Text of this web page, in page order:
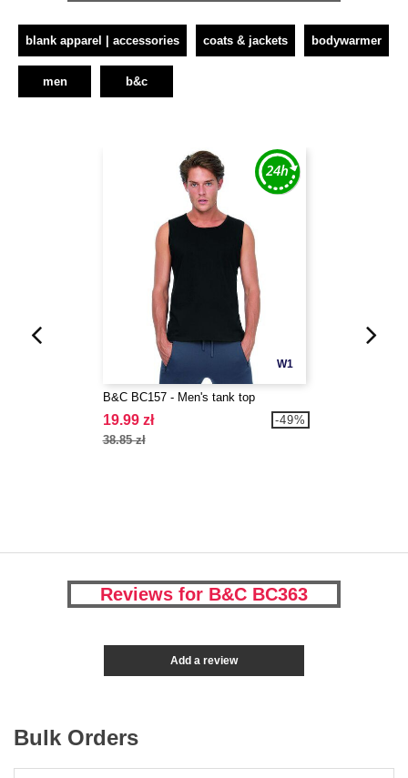
blank apparel | accessories coats & jackets bodywarmer
men b&c
W1
B&C BC157 - Men's tank top
19.99 zł
38.85 zł
-49%
Reviews for B&C BC363
Add a review
Bulk Orders